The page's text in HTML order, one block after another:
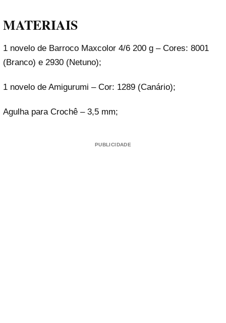
MATERIAIS
1 novelo de Barroco Maxcolor 4/6 200 g – Cores: 8001
(Branco) e 2930 (Netuno);
1 novelo de Amigurumi – Cor: 1289 (Canário);
Agulha para Crochê – 3,5 mm;
PUBLICIDADE